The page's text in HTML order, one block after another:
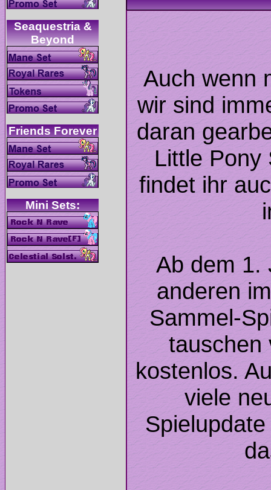
Seaquestria &
Auch wenn
wir sind
daran
Little Pony
findet ihr
Ab dem 1.
anderen
Sammel-
tauschen
kostenlos.
viele